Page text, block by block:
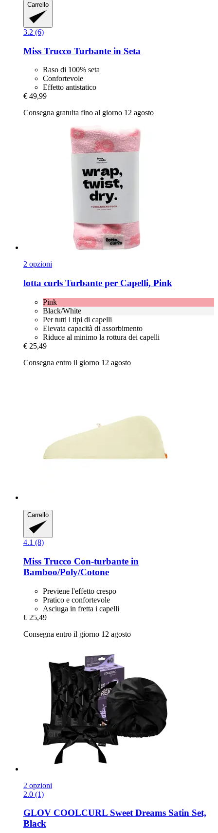
Carrello
3.2 (6)
Miss Trucco Turbante in Seta
Raso di 100% seta
Confortevole
Effetto antistatico
€ 49,99
Consegna gratuita fino al giorno 12 agosto
2 opzioni
lotta curls Turbante per Capelli, Pink
Pink
Black/White
Per tutti i tipi di capelli
Elevata capacità di assorbimento
Riduce al minimo la rottura dei capelli
€ 25,49
Consegna entro il giorno 12 agosto
Carrello
4.1 (8)
Miss Trucco Con-​turbante in
Bamboo/Poly/Cotone
Previene l'effetto crespo
Pratico e confortevole
Asciuga in fretta i capelli
€ 25,49
Consegna entro il giorno 12 agosto
2 opzioni
2.0 (1)
GLOV COOLCURL Sweet Dreams Satin Set,
Black